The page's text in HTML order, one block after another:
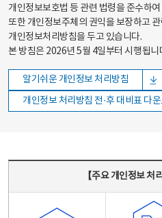
개인정보보호법 등 관련 법령을 준수하
또한 개인정보주체의 권익을 보장하고
개인정보처리방침을 두고 있습니다.
본 방침은 2026년 5월 4일부터 시행됩니
알기쉬운 개인정보 처리방침
개인정보 처리방침 전·후 대비표 다
【주요 개인정보 처